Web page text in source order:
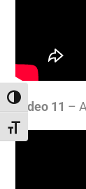
ALTERNAR ALTO
ALTERNAR
Vídeo 11 –